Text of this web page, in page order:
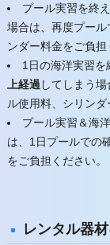
プール実習を終え
場合は、再度プー
ンダー料金をご負担
1日の海洋実習
上経過 してしまう
ル使用料、シリンダ
プール実習＆海
は、1日プールでの
をご負担ください。
レンタル器